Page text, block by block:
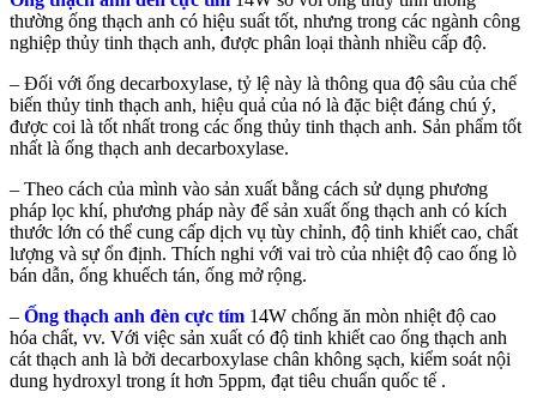
thường ống thạch anh có hiệu suất tốt, nhưng trong các ngành công
nghiệp thủy tinh thạch anh, được phân loại thành nhiều cấp độ.
– Đối với ống decarboxylase, tỷ lệ này là thông qua độ sâu của chế
biến thủy tinh thạch anh, hiệu quả của nó là đặc biệt đáng chú ý,
được coi là tốt nhất trong các ống thủy tinh thạch anh. Sản phẩm tốt
nhất là ống thạch anh decarboxylase.
– Theo cách của mình vào sản xuất bằng cách sử dụng phương
pháp lọc khí, phương pháp này để sản xuất ống thạch anh có kích
thước lớn có thể cung cấp dịch vụ tùy chỉnh, độ tinh khiết cao, chất
lượng và sự ổn định. Thích nghi với vai trò của nhiệt độ cao ống lò
bán dẫn, ống khuếch tán, ống mở rộng.
– Ống thạch anh đèn cực tím 14W chống ăn mòn nhiệt độ cao
hóa chất, vv. Với việc sản xuất có độ tinh khiết cao ống thạch anh
cát thạch anh là bởi decarboxylase chân không sạch, kiểm soát nội
dung hydroxyl trong ít hơn 5ppm, đạt tiêu chuẩn quốc tế .